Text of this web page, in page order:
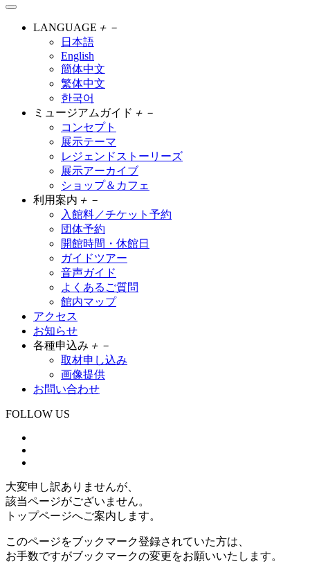
LANGUAGE ＋ －
日本語
English
簡体中文
繁体中文
한국어
ミュージアムガイド ＋ －
コンセプト
展示テーマ
レジェンドストーリーズ
展示アーカイブ
ショップ＆カフェ
利用案内 ＋ －
入館料／チケット予約
団体予約
開館時間・休館日
ガイドツアー
音声ガイド
よくあるご質問
館内マップ
アクセス
お知らせ
各種申込み ＋ －
取材申し込み
画像提供
お問い合わせ
FOLLOW US
大変申し訳ありませんが、
該当ページがございません。
トップページへご案内します。
このページをブックマーク登録されていた方は、
お手数ですがブックマークの変更をお願いいたします。